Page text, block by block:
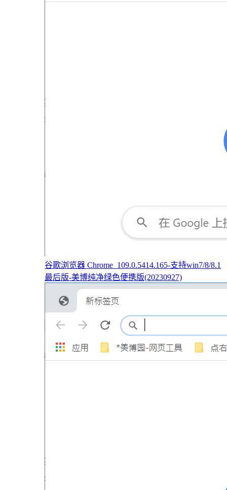
谷歌浏览器 Chrome_109.0.5414.165-支持win7/8/8.1
最后版-美博纯净绿色便携版(20230927)